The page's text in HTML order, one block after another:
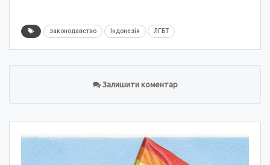
законодавство Індонезія ЛГБТ
Залишити коментар